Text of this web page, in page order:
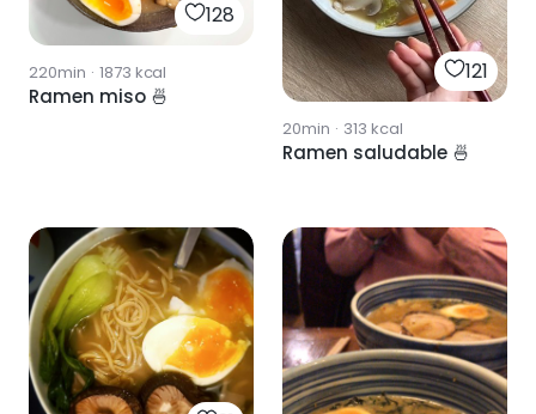
128
220min · 1873 kcal
Ramen miso 🍜
121
20min · 313 kcal
Ramen saludable 🍜